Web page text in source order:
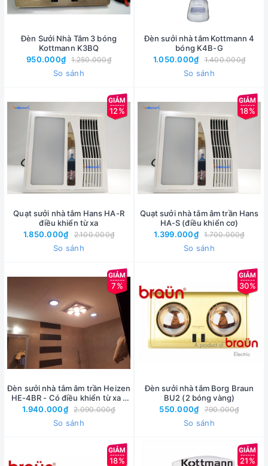
Đèn Sưởi Nhà Tắm 3 bóng
Kottmann K3BQ
950.000₫
1.250.000₫
So sánh
Đèn sưởi nhà tắm Kottmann 4
bóng K4B-G
1.050.000₫
1.400.000₫
So sánh
12%
Quạt sưởi nhà tắm Hans HA-R
điều khiển từ xa
1.850.000₫
2.100.000₫
So sánh
18%
Quạt sưởi nhà tắm âm trần Hans
HA-S (điều khiển cơ)
1.399.000₫
1.700.000₫
So sánh
7%
Đèn sưởi nhà tắm âm trần Heizen
HE-4BR - Có điều khiển từ xa -
Bảo hành 5 năm
1.940.000₫ 2.090.000₫
So sánh
30%
Đèn sưởi nhà tắm Borg Braun
BU2 (2 bóng vàng)
550.000₫
790.000₫
So sánh
18% 21%